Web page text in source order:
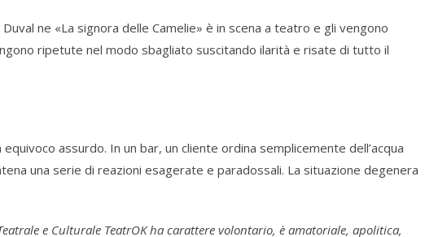
ne «La signora delle Camelie» è in scena a teatro e gli vengono
ripetute nel modo sbagliato suscitando ilarità e risate di tutto il
assurdo. In un bar, un cliente ordina semplicemente dell’acqua
una serie di reazioni esagerate e paradossali. La situazione degenera
e Culturale TeatrOK ha carattere volontario, è amatoriale, apolitica,